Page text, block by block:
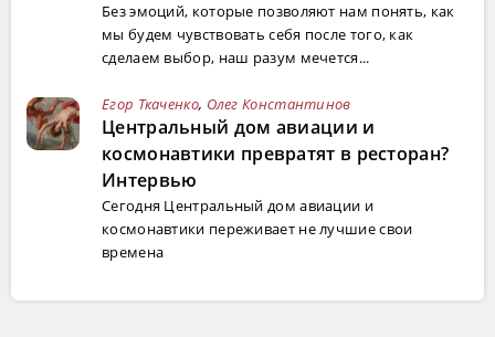
Без эмоций, которые позволяют нам понять, как
мы будем чувствовать себя после того, как
сделаем выбор, наш разум мечется...
Егор Ткаченко, Олег Константинов
Центральный дом авиации и
космонавтики превратят в ресторан?
Интервью
Сегодня Центральный дом авиации и
космонавтики переживает не лучшие свои
времена